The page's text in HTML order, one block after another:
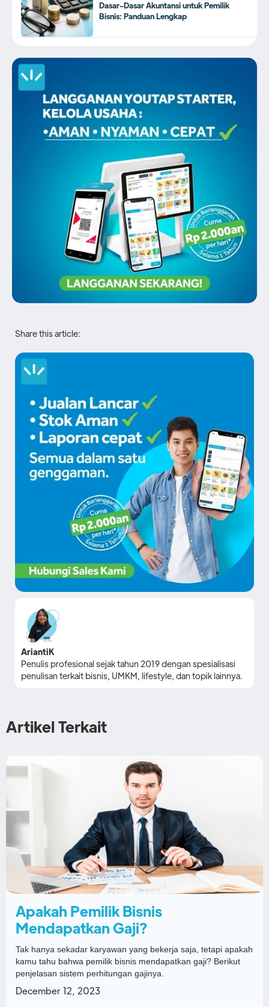
Dasar-Dasar Akuntansi untuk Pemilik
Bisnis: Panduan Lengkap
Share this article:
AriantiK
Penulis profesional sejak tahun 2019 dengan spesialisasi
penulisan terkait bisnis, UMKM, lifestyle, dan topik lainnya.
Artikel Terkait
Apakah Pemilik Bisnis
Mendapatkan Gaji?
Tak hanya sekadar karyawan yang bekerja saja, tetapi apakah
kamu tahu bahwa pemilik bisnis mendapatkan gaji? Berikut
penjelasan sistem perhitungan gajinya.
December 12, 2023